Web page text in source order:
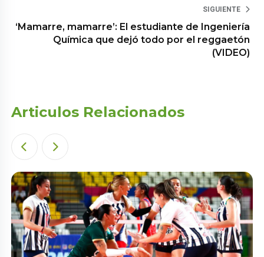
SIGUIENTE
‘Mamarre, mamarre’: El estudiante de Ingeniería
Química que dejó todo por el reggaetón
(VIDEO)
Articulos Relacionados